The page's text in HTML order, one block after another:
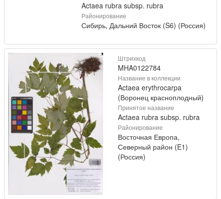
Actaea rubra subsp. rubra
Районирование
Сибирь, Дальний Восток (S6) (Россия)
Штрихкод
MHA0122784
Название в коллекции
Actaea erythrocarpa
(Воронец красноплодный)
Принятое название
Actaea rubra subsp. rubra
Районирование
Восточная Европа,
Северный район (E1)
(Россия)